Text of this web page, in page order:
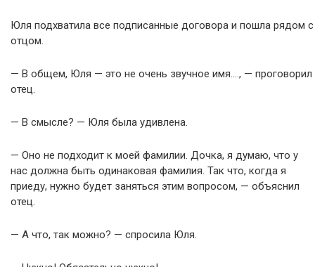
Юля подхватила все подписанные договора и пошла рядом с
отцом.
— В общем, Юля — это не очень звучное имя…., — проговорил
отец.
— В смысле? — Юля была удивлена.
— Оно не подходит к моей фамилии. Дочка, я думаю, что у
нас должна быть одинаковая фамилия. Так что, когда я
приеду, нужно будет заняться этим вопросом, — объяснил
отец.
— А что, так можно? — спросила Юля.